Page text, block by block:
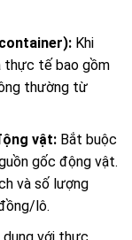
Khi
thực tế bao gồm
thường từ
vật:Bắt buộc
gốc động vật.
và số lượng
lô.